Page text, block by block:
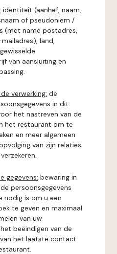
identiteit (aanhef, naam,
of pseudoniem /
(met name postadres,
land,
van aansluiting en
verwerking: de
in dit
het nastreven van de
het restaurant om te
en meer algemeen
van zijn relaties
gegevens: bewaring in
persoonsgegevens
nodig is om u een
te geven en maximaal
van uw
beëindigen van de
het laatste contact